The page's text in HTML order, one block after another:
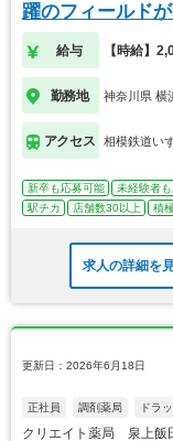
躍のフィールド
給与 【時給】
勤務地 神奈川県 横
アクセス 相模鉄道い
新卒も応募可能 未経験者
駅チカ
店舗数30以上 積
求人の詳細を
更新日：2026年6月18日
正社員 調剤薬局 ドラ
クリエイト薬局 泉上飯